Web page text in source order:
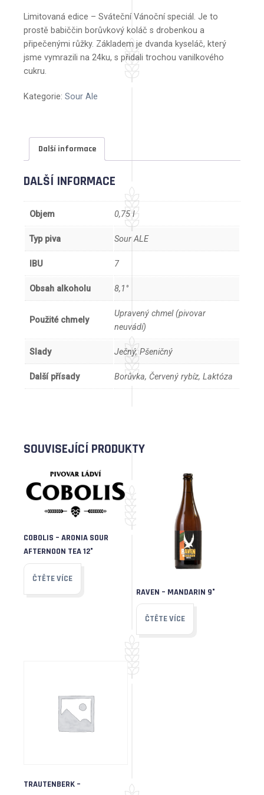
Limitovaná edice – Sváteční Vánoční speciál. Je to
prostě babiččin borůvkový koláč s drobenkou a
připečenými růžky. Základem je dvanda kyseláč, který
jsme vymrazili na 24ku, s přidali trochou vanilkového
cukru.
Kategorie: Sour Ale
Další informace
DALŠÍ INFORMACE
Objem 0,75 l
Typ piva Sour ALE
IBU 7
Obsah alkoholu 8,1°
Použité chmely
Upravený chmel (pivovar
neuvádí)
Slady Ječný, Pšeničný
Další přísady Borůvka, Červený rybíz, Laktóza
SOUVISEJÍCÍ PRODUKTY
COBOLIS – ARONIA SOUR
AFTERNOON TEA 12°
ČTĚTE VÍCE
RAVEN – MANDARIN 9°
ČTĚTE VÍCE
TRAUTENBERK –